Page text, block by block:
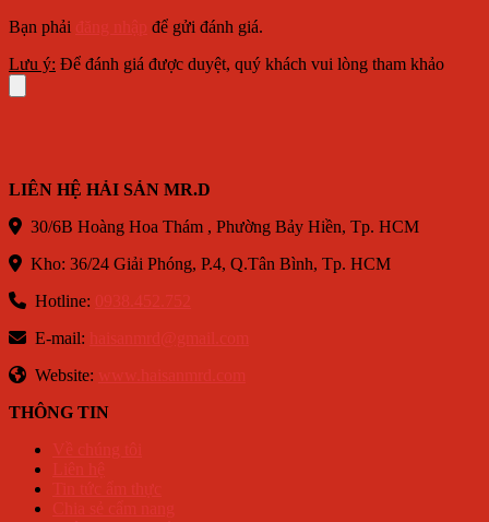
Bạn phải
để gửi đánh giá.
Lưu ý: Để đánh giá được duyệt, quý khách vui lòng tham khảo
LIÊN HỆ HẢI SẢN MR.D
30/6B Hoàng Hoa Thám , Phường Bảy Hiền, Tp. HCM
Kho: 36/24 Giải Phóng, P.4, Q.Tân Bình, Tp. HCM
Hotline:
E-mail:
Website:
THÔNG TIN